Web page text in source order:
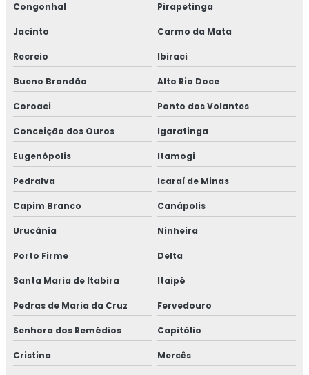
Congonhal Pirapetinga
Jacinto Carmo da Mata
Recreio Ibiraci
Bueno Brandão Alto Rio Doce
Coroaci Ponto dos Volantes
Conceição dos Ouros Igaratinga
Eugenópolis Itamogi
Pedralva Icaraí de Minas
Capim Branco Canápolis
Urucânia Ninheira
Porto Firme Delta
Santa Maria de Itabira Itaipé
Pedras de Maria da Cruz Fervedouro
Senhora dos Remédios Capitólio
Cristina Mercês